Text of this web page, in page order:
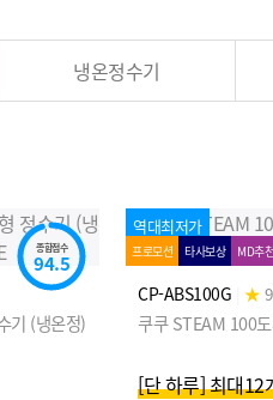
냉온정수기
종합점수
94.5
기 (냉온정)
역대최저가
프로모션 타사보상 MD추천
CP-ABS100G ★
쿠쿠 STEAM 100
[단 하루] 최대12